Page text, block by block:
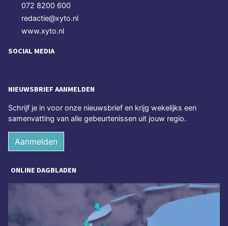
072 8200 600
redactie@xyto.nl
www.xyto.nl
SOCIAL MEDIA
NIEUWSBRIEF AANMELDEN
Schrijf je in voor onze nieuwsbrief en krijg wekelijks een
samenvatting van alle gebeurtenissen uit jouw regio.
Aanmelden
ONLINE DAGBLADEN